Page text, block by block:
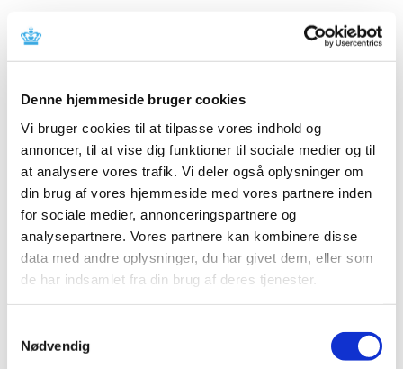
Denne hjemmeside bruger cookies
Vi bruger cookies til at tilpasse vores indhold og
annoncer, til at vise dig funktioner til sociale medier og til
at analysere vores trafik. Vi deler også oplysninger om
din brug af vores hjemmeside med vores partnere inden
for sociale medier, annonceringspartnere og
analysepartnere. Vores partnere kan kombinere disse
data med andre oplysninger, du har givet dem, eller som
de har indsamlet fra din brug af deres tjenester.
Nødvendig
EMA: Booster-vaccination med Spikevax kan
øge beskyttelsen mod COVID-19 hos personer
fra 18 år
Det europæiske lægemiddelagentur EMAs
lægemiddelkomité CHMP konkluderer, at en…
Lægemiddelstyrelsen søger medlemmer til
Godkendelsespanel vedrørende tilskud til
ernæringspræparater
25. oktober 2021
Lægemiddelstyrelsen søger forslag til medlemmer af
Godkendelsespanel vedrørende tilskud til…
Sidste frist i 2021 for modtagelse af
ansøgninger vedr. lægemidler og kliniske